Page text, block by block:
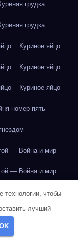
грудка
грудка
Куриное яйцо
Куриное яйцо
Куриное яйцо
номер пять
— Война и мир
— Война и мир
— Война и мир
— Война и мир
— Война и мир
технологии, чтобы
лучший
OK